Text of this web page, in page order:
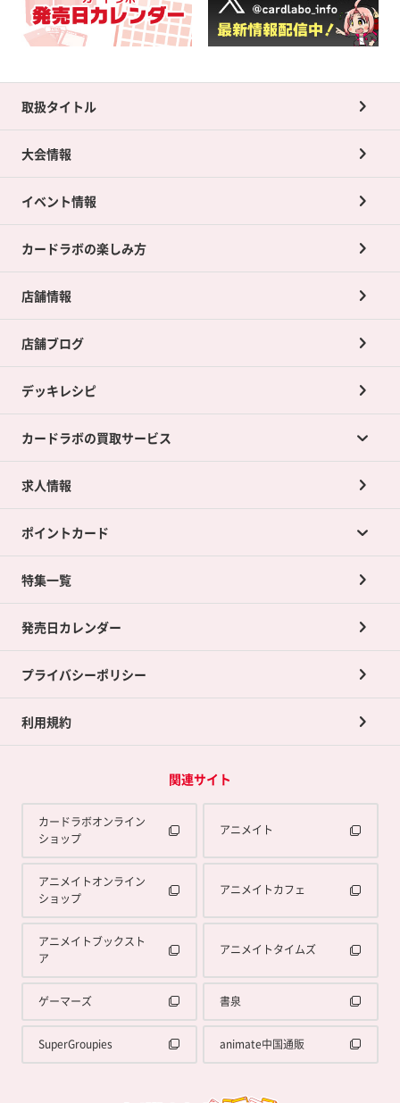
取扱タイトル
大会情報
イベント情報
カードラボの楽しみ方
店舗情報
店舗ブログ
デッキレシピ
カードラボの買取サービス
カードラボの買取サービスTOP
店舗買取について
ネット買取について
買取承諾書について
求人情報
ポイントカード
ポイントカードTOP
ポイント交換景品
特集一覧
発売日カレンダー
プライバシーポリシー
利用規約
関連サイト
カードラボオンライン
ショップ
アニメイト
アニメイトオンライン
ショップ
アニメイトカフェ
アニメイトブックスト
ア
アニメイトタイムズ
ゲーマーズ 書泉
SuperGroupies animate中国通販